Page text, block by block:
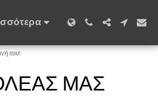
του!
ΜΑΣ